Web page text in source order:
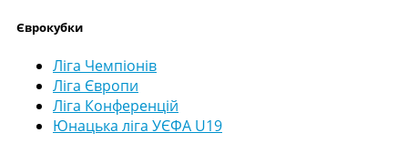
Єврокубки
Ліга Чемпіонів
Ліга Європи
Ліга Конференцій
Юнацька ліга УЄФА U19